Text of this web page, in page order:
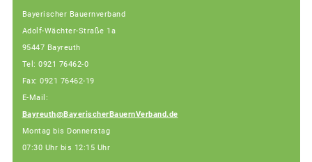
Bayerischer Bauernverband
Adolf-Wächter-Straße 1a
95447 Bayreuth
Tel: 0921 76462-0
Fax: 0921 76462-19
E-Mail:
Bayreuth@BayerischerBauernVerband.de
Montag bis Donnerstag
07:30 Uhr bis 12:15 Uhr